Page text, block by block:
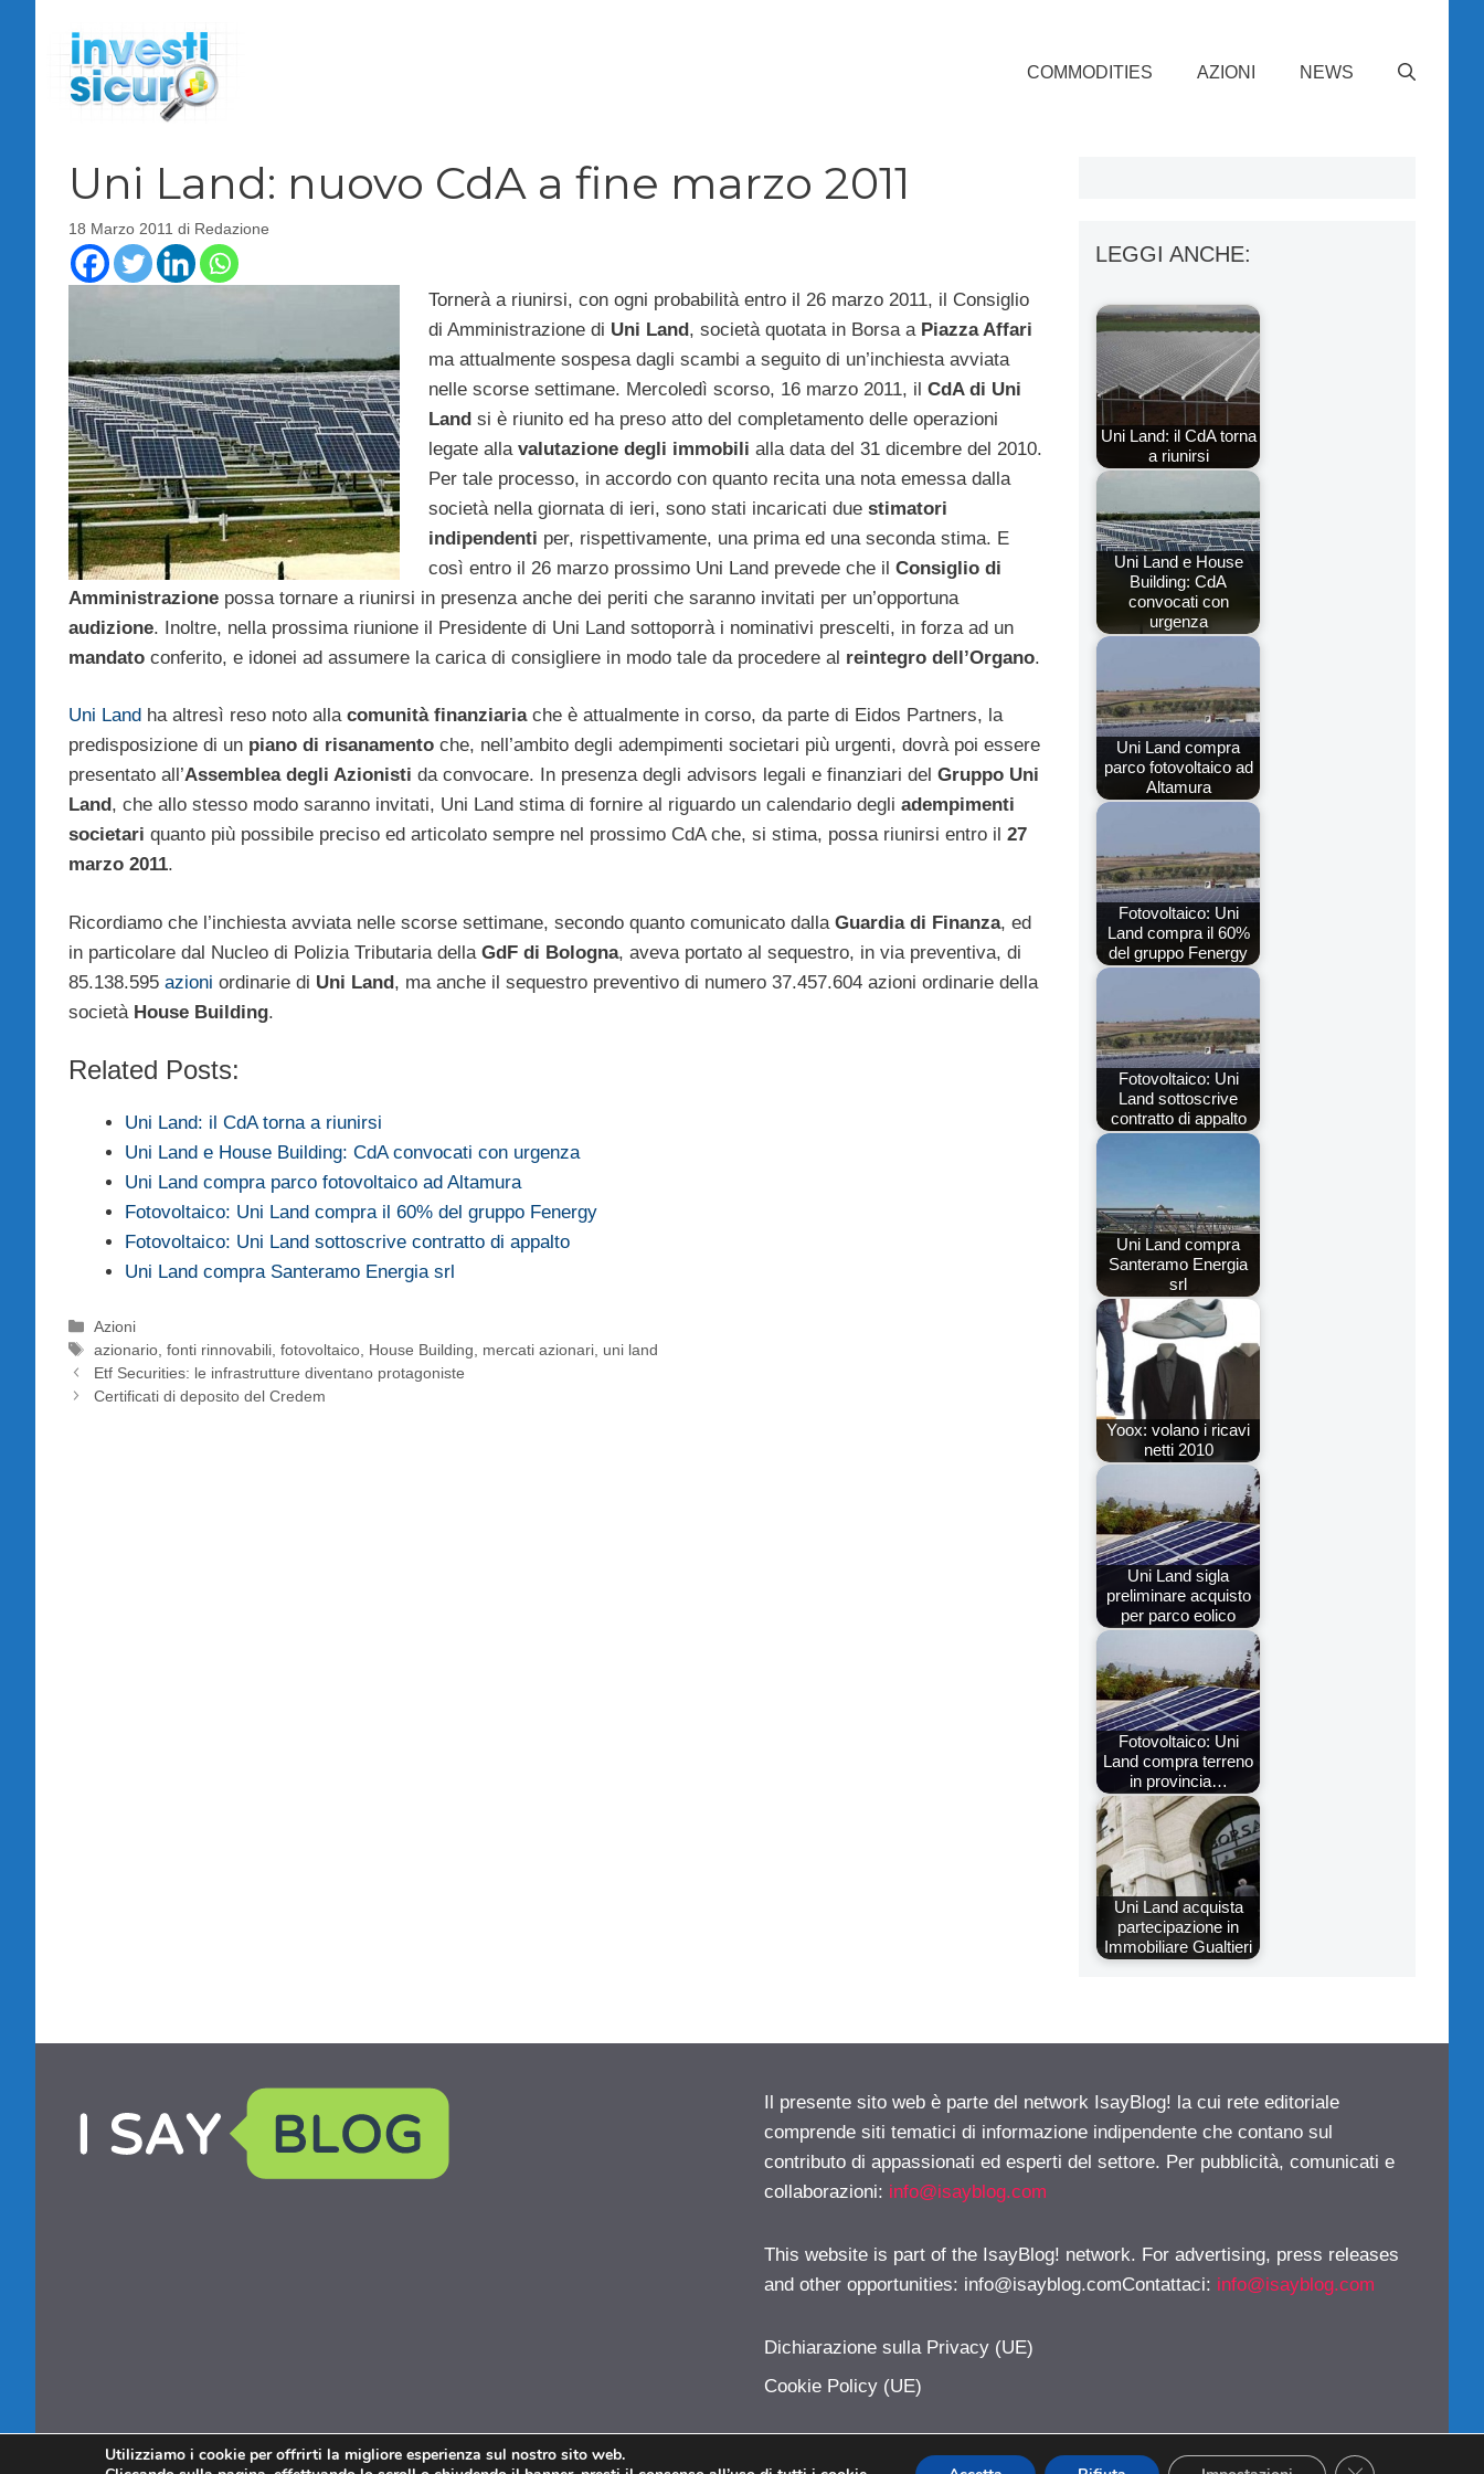
contenuto
COMMODITIES AZIONI NEWS
Uni Land: nuovo CdA a fine marzo 2011
18 Marzo 2011 di Redazione
Tornerà a riunirsi, con ogni probabilità entro il 26 marzo 2011, il Consiglio
di Amministrazione di Uni Land, società quotata in Borsa a Piazza Affari
ma attualmente sospesa dagli scambi a seguito di un’inchiesta avviata
nelle scorse settimane. Mercoledì scorso, 16 marzo 2011, il CdA di Uni
Landsi è riunito ed ha preso atto del completamento delle operazioni
legate alla valutazione degli immobili alla data del 31 dicembre del 2010.
Per tale processo, in accordo con quanto recita una nota emessa dalla
società nella giornata di ieri, sono stati incaricati due stimatori
indipendenti per, rispettivamente, una prima ed una seconda stima. E
così entro il 26 marzo prossimo Uni Land prevede che il Consiglio di
Amministrazione possa tornare a riunirsi in presenza anche dei periti che saranno invitati per un’opportuna
audizione. Inoltre, nella prossima riunione il Presidente di Uni Land sottoporrà i nominativi prescelti, in forza ad un
mandato conferito, e idonei ad assumere la carica di consigliere in modo tale da procedere al reintegro dell’Organo.
Uni Land ha altresì reso noto alla comunità finanziariache è attualmente in corso, da parte di Eidos Partners, la
predisposizione di un piano di risanamento che, nell’ambito degli adempimenti societari più urgenti, dovrà poi essere
presentato all’Assemblea degli Azionisti da convocare. In presenza degli advisors legali e finanziari del Gruppo Uni
Land , che allo stesso modo saranno invitati, Uni Land stima di fornire al riguardo un calendario degli adempimenti
societari quanto più possibile preciso ed articolato sempre nel prossimo CdA che, si stima, possa riunirsi entro il 27
marzo 2011.
Ricordiamo che l’inchiesta avviata nelle scorse settimane, secondo quanto comunicato dalla Guardia di Finanza, ed
in particolare dal Nucleo di Polizia Tributaria della GdF di Bologna, aveva portato al sequestro, in via preventiva, di
85.138.595 azioni ordinarie di Uni Land, ma anche il sequestro preventivo di numero 37.457.604 azioni ordinarie della
società House Building.
Related Posts:
Uni Land: il CdA torna a riunirsi
Uni Land e House Building: CdA convocati con urgenza
Uni Land compra parco fotovoltaico ad Altamura
Fotovoltaico: Uni Land compra il 60% del gruppo Fenergy
Fotovoltaico: Uni Land sottoscrive contratto di appalto
Uni Land compra Santeramo Energia srl
Categorie
Azioni
Tag
azionario ,fonti rinnovabili ,fotovoltaico House Building mercati azionari uni land
Etf Securities: le infrastrutture diventano protagoniste
Certificati di deposito del Credem
LEGGI ANCHE:
Uni Land: il CdA torna
a riunirsi
Uni Land e House
Building: CdA
convocati con
urgenza
Uni Land compra
parco fotovoltaico ad
Altamura
Fotovoltaico: Uni
Land compra il 60%
del gruppo Fenergy
Fotovoltaico: Uni
Land sottoscrive
contratto di appalto
Uni Land compra
Santeramo Energia
srl
Yoox: volano i ricavi
netti 2010
Uni Land sigla
preliminare acquisto
per parco eolico
Fotovoltaico: Uni
Land compra terreno
in provincia…
Uni Land acquista
partecipazione in
Immobiliare Gualtieri
Il presente sito web è parte del network IsayBlog! la cui rete editoriale
comprende siti tematici di informazione indipendente che contano sul
contributo di appassionati ed esperti del settore. Per pubblicità, comunicati e
collaborazioni: info@isayblog.com
This website is part of the IsayBlog! network. For advertising, press releases
and other opportunities: info@isayblog.comContattaci: info@isayblog.com
Dichiarazione sulla Privacy (UE)
Cookie Policy (UE)
Utilizziamo i cookie per offrirti la migliore esperienza sul nostro sito web.
CLOSE GDPR